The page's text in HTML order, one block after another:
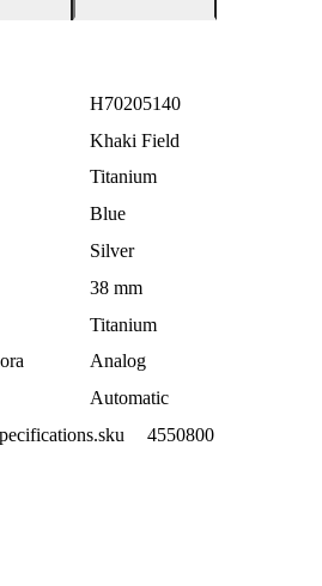
H70205140
Khaki Field
Titanium
Blue
Silver
38 mm
Titanium
Analog
Automatic
4550800